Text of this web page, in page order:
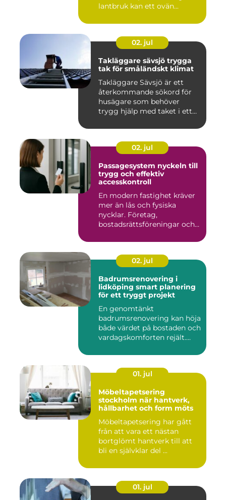
lantbruk kan ett ovän...
02. jul
Takläggare sävsjö trygga
tak för småländskt klimat
Takläggare Sävsjö är ett
återkommande sökord för
husägare som behöver
trygg hjälp med taket i ett
02. jul
Passagesystem nyckeln till
trygg och effektiv
accesskontroll
En modern fastighet kräver
mer än lås och fysiska
nycklar. Företag,
bostadsrättsföreningar och
02. jul
Badrumsrenovering i
lidköping smart planering
för ett tryggt projekt
En genomtänkt
badrumsrenovering kan höja
både värdet på bostaden och
vardagskomforten rejält.
01. jul
Möbeltapetsering
stockholm när hantverk,
hållbarhet och form möts
Möbeltapetsering har gått
från att vara ett nästan
bortglömt hantverk till att
bli en självklar del ...
01. jul